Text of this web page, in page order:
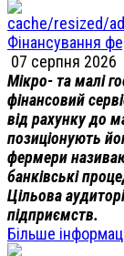
Фінансування
07 серпня 2026
Мікро- та малі
фінансовий
від рахунку до
позиціонують
фермери
банківські
Цільова
підприємств.
Більше